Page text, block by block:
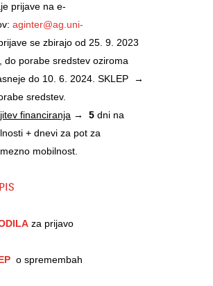
prijave na e-
aginter@ag.uni-
se zbirajo od 25. 9. 2023
do porabe sredstev oziroma
do 10. 6. 2024. SKLEP →
sredstev.
financiranja → 5 dni na
+ dnevi za pot za
mobilnost.
za prijavo
o spremembah